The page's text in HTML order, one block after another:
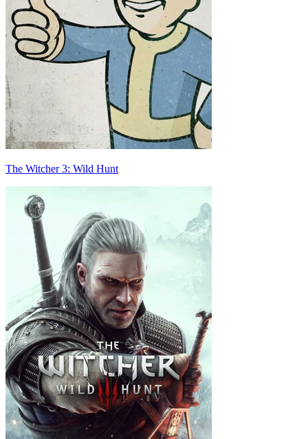
The Witcher 3: Wild Hunt